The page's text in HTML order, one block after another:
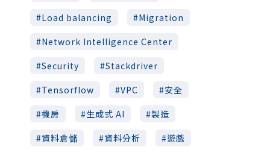
Load balancing
Migration
Network Intelligence Center
Security
Stackdriver
Tensorflow
VPC
安全
機房
生成式 AI
製造
資料倉儲
資料分析
遊戲